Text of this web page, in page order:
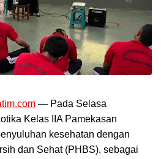
— Pada Selasa
Kelas IIA Pamekasan
kesehatan dengan
dan Sehat (PHBS), sebagai